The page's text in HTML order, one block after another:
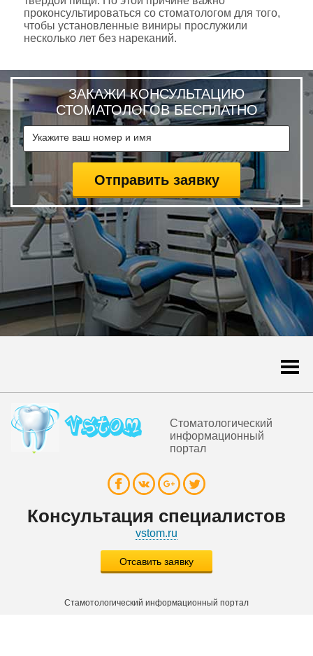
проконсультироваться со стоматологом для того,
чтобы установленные виниры прослужили
несколько лет без нареканий.
ЗАКАЖИ КОНСУЛЬТАЦИЮ
СТОМАТОЛОГОВ БЕСПЛАТНО
Стоматологический
информационный
портал
Консультация специалистов
vstom.ru
Отсавить заявку
Стамотологический информационный портал